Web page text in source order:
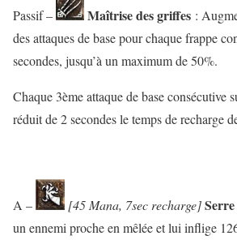
Passif – Maîtrise des griffes :
des attaques de base pour chaque frappe
secondes, jusqu’à un maximum de 50%.
Chaque 3ème attaque de base consécutive
réduit de 2 secondes le temps de recharge
A – [45 Mana, 7sec recharge]
un ennemi proche en mêlée et lui inflige